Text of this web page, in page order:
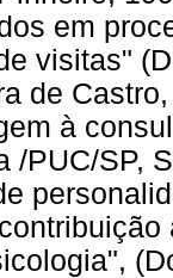
em
visitas"
de
à
/PUC/SP,